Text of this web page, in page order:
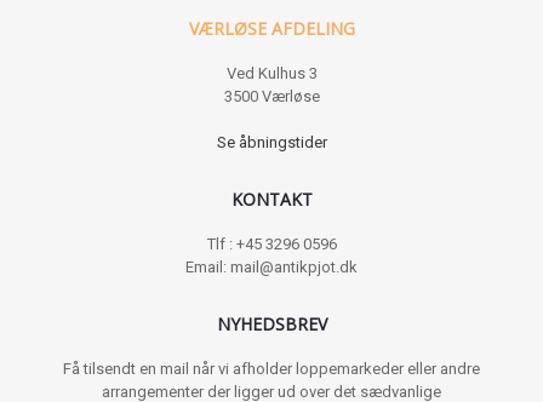
VÆRLØSE AFDELING
Ved Kulhus 3
3500 Værløse
Se åbningstider
KONTAKT
Tlf : +45 3296 0596
Email: mail@antikpjot.dk
NYHEDSBREV
Få tilsendt en mail når vi afholder loppemarkeder eller andre
arrangementer der ligger ud over det sædvanlige